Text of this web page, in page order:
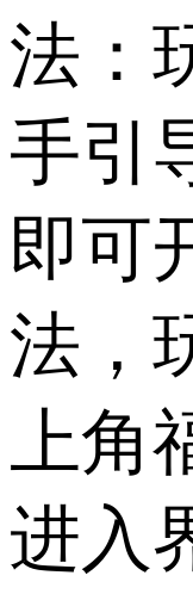
法：
手引
即可
法，
上角
进入